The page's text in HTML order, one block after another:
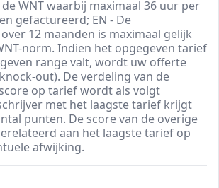
WNT waarbij maximaal 36 uur per
gefactureerd; EN - De
12 maanden is maximaal gelijk
norm. Indien het opgegeven tarief
range valt, wordt uw offerte
out). De verdeling van de
op tarief wordt als volgt
met het laagste tarief krijgt
punten. De score van de overige
aan het laagste tarief op
afwijking.